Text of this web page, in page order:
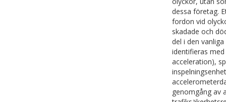
dessa företag.
fordon vid
skadade och
del i den
identifieras
acceleration),
genomgång av